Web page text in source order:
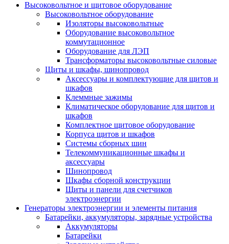
Высоковольтное и щитовое оборудование
Высоковольтное оборудование
Изоляторы высоковольтные
Оборудование высоковольтное
коммутационное
Оборудование для ЛЭП
Трансформаторы высоковольтные силовые
Щиты и шкафы, шинопровод
Аксессуары и комплектующие для щитов и
шкафов
Клеммные зажимы
Климатическое оборудование для щитов и
шкафов
Комплектное щитовое оборудование
Корпуса щитов и шкафов
Системы сборных шин
Телекоммуникационные шкафы и
аксессуары
Шинопровод
Шкафы сборной конструкции
Щиты и панели для счетчиков
электроэнергии
Генераторы электроэнергии и элементы питания
Батарейки, аккумуляторы, зарядные устройства
Аккумуляторы
Батарейки